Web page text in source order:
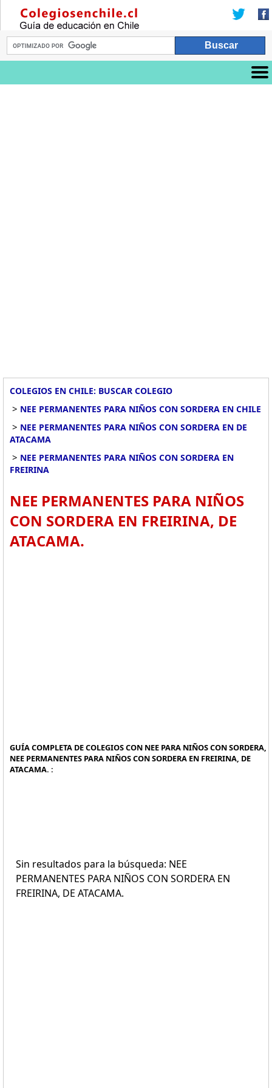
COLEGIOS EN CHILE: BUSCAR COLEGIO
> NEE PERMANENTES PARA NIÑOS CON SORDERA EN CHILE
> NEE PERMANENTES PARA NIÑOS CON SORDERA EN DE
ATACAMA
> NEE PERMANENTES PARA NIÑOS CON SORDERA EN
FREIRINA
NEE PERMANENTES PARA NIÑOS
CON SORDERA EN FREIRINA, DE
ATACAMA.
GUÍA COMPLETA DE COLEGIOS CON NEE PARA NIÑOS CON SORDERA,
NEE PERMANENTES PARA NIÑOS CON SORDERA EN FREIRINA, DE
ATACAMA. :
Sin resultados para la búsqueda: NEE
PERMANENTES PARA NIÑOS CON SORDERA EN
FREIRINA, DE ATACAMA.